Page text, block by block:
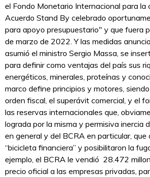
el Fondo Monetario Internacional para la
Acuerdo Stand By celebrado
para apoyo presupuestario" y que fuera
de marzo de 2022. Y las medidas
asumió el ministro Sergio Massa, se
para definir como ventajas del país sus
energéticos, minerales, proteínas y
marco define principios y motores,
orden fiscal, el superávit comercial, y el
las reservas internacionales que,
lograda por la misma y permisiva inercia
en general y del BCRA en particular, que
“bicicleta financiera” y posibilitaron la
ejemplo, el BCRA le vendió 28.472
precio oficial a las empresas privadas,